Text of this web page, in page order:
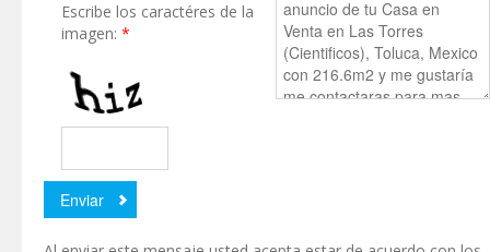
Escribe los caractéres de la
imagen:*